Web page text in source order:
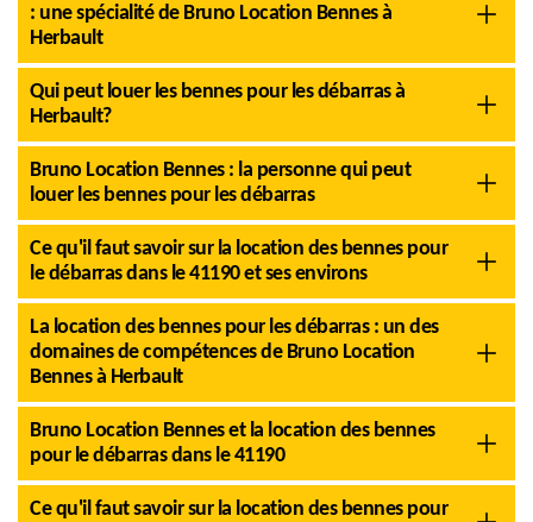
: une spécialité de Bruno Location Bennes à
Herbault
Qui peut louer les bennes pour les débarras à
Herbault?
Bruno Location Bennes : la personne qui peut
louer les bennes pour les débarras
Ce qu'il faut savoir sur la location des bennes pour
le débarras dans le 41190 et ses environs
La location des bennes pour les débarras : un des
domaines de compétences de Bruno Location
Bennes à Herbault
Bruno Location Bennes et la location des bennes
pour le débarras dans le 41190
Ce qu'il faut savoir sur la location des bennes pour